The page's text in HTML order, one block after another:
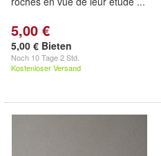
5,00 €
5,00 € Bieten
Noch 10 Tage 2 Std.
Kostenloser Versand